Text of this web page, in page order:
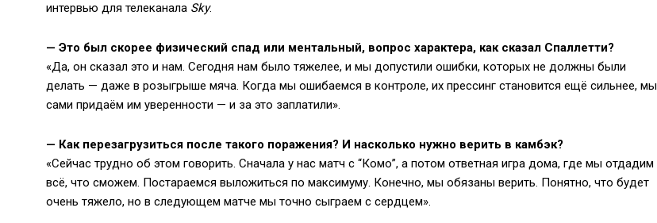
интервью для телеканала Sky.
— Это был скорее физический спад или ментальный, вопрос характера, как сказал Спаллетти?
«Да, он сказал это и нам. Сегодня нам было тяжелее, и мы допустили ошибки, которых не должны были
делать — даже в розыгрыше мяча. Когда мы ошибаемся в контроле, их прессинг становится ещё сильнее, мы
сами придаём им уверенности — и за это заплатили».
— Как перезагрузиться после такого поражения? И насколько нужно верить в камбэк?
«Сейчас трудно об этом говорить. Сначала у нас матч с “Комо”, а потом ответная игра дома, где мы отдадим
всё, что сможем. Постараемся выложиться по максимуму. Конечно, мы обязаны верить. Понятно, что будет
очень тяжело, но в следующем матче мы точно сыграем с сердцем».